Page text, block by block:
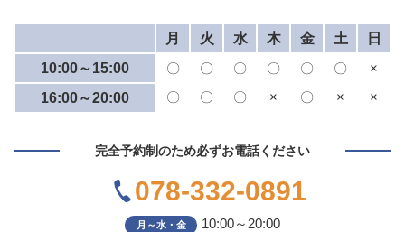
月 火 水 木 金 土
日
10:00～15:00
〇 〇 〇 〇 〇 〇
×
16:00～20:00
〇 〇 〇 × 〇 × ×
完全予約制のため必ずお電話ください
078-332-0891
月～水・金 10:00～20:00